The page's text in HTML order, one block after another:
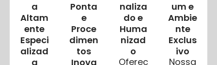
a
Altam
ente
Especi
alizad
a
Ponta
e
Proce
dimen
tos
Inova
naliza
do e
Huma
nizad
o
Oferec
um e
Ambie
nte
Exclus
ivo
Nossa